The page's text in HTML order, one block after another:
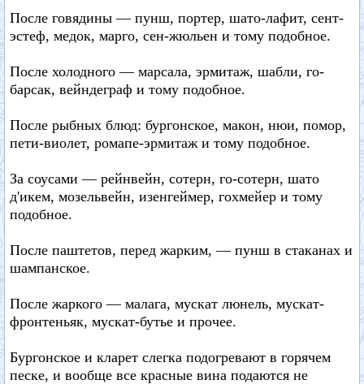
После говядины — пунш, портер, шато-лафит, сент-
эстеф, медок, марго, сен-жюльен и тому подобное.
После холодного — марсала, эрмитаж, шабли, го-
барсак, вейндеграф и тому подобное.
После рыбных блюд: бургонское, макон, нюи, помор,
пети-виолет, ромапе-эрмитаж и тому подобное.
За соусами — рейнвейн, сотерн, го-сотерн, шато
д'икем, мозельвейн, изенгеймер, гохмейер и тому
подобное.
После паштетов, перед жарким, — пунш в стаканах и
шампанское.
После жаркого — малага, мускат люнель, мускат-
фронтеньяк, мускат-бутье и прочее.
Бургонское и кларет слегка подогревают в горячем
песке, и вообще все красные вина подаются не